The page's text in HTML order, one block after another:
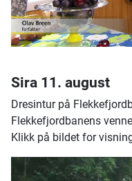
Sira 11. august
Dresintur på
Flekkefjordbanens
Klikk på bildet for